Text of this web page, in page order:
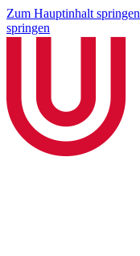
Zum Hauptinhalt springen
springen